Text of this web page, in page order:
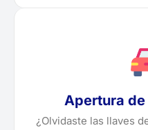
Apertura de
¿Olvidaste las llaves